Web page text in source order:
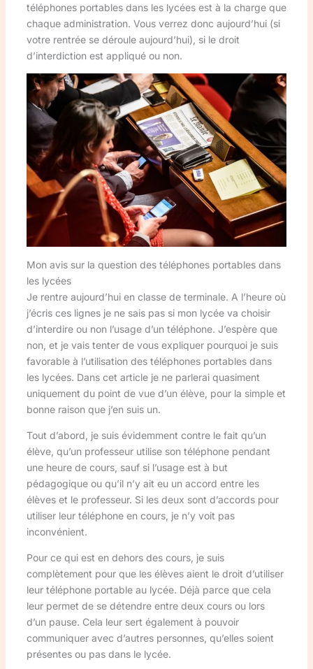
téléphones portables dans les lycées est à la charge que
chaque administration. Vous verrez donc aujourd’hui (si
votre rentrée se déroule aujourd’hui), si le droit
d’interdiction est appliqué ou non.
Mon avis sur la question des téléphones portables dans
les lycées
Je rentre aujourd’hui en classe de terminale. A l’heure où
j’écris ces lignes je ne sais pas si mon lycée va choisir
d’interdire ou non l’usage d’un téléphone. J’espère que
non, et je vais tenter de vous expliquer pourquoi je suis
favorable à l’utilisation des téléphones portables dans
les lycées. Dans cet article je ne parlerai quasiment
uniquement du point de vue d’un élève, pour la simple et
bonne raison que j’en suis un.
Tout d’abord, je suis évidemment contre le fait qu’un
élève, qu’un professeur utilise son téléphone pendant
une heure de cours, sauf si l’usage est à but
pédagogique ou qu’il n’y ait eu un accord entre les
élèves et le professeur. Si les deux sont d’accords pour
utiliser leur téléphone en cours, je n’y voit pas
inconvénient.
Pour ce qui est en dehors des cours, je suis
complètement pour que les élèves aient le droit d’utiliser
leur téléphone portable au lycée. Déjà parce que cela
leur permet de se détendre entre deux cours ou lors
d’un pause. Cela leur sert également à pouvoir
communiquer avec d’autres personnes, qu’elles soient
présentes ou pas dans le lycée.